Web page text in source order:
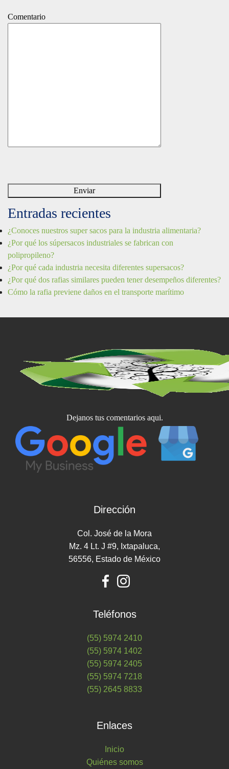
Comentario
Entradas recientes
¿Conoces nuestros super sacos para la industria alimentaria?
¿Por qué los súpersacos industriales se fabrican con
polipropileno?
¿Por qué cada industria necesita diferentes supersacos?
¿Por qué dos rafias similares pueden tener desempeños diferentes?
Cómo la rafia previene daños en el transporte marítimo
Dejanos tus comentarios aqui.
Dirección
Col. José de la Mora
Mz. 4 Lt. J #9, Ixtapaluca,
56556, Estado de México
Teléfonos
(55) 5974 2410
(55) 5974 1402
(55) 5974 2405
(55) 5974 7218
(55) 2645 8833
Enlaces
Inicio
Quiénes somos